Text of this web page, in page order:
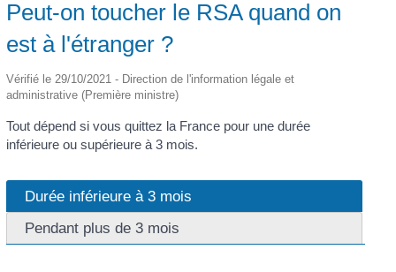
Peut-on toucher le RSA quand on
est à l'étranger ?
Vérifié le 29/10/2021 - Direction de l'information légale et
administrative (Première ministre)
Tout dépend si vous quittez la France pour une durée
inférieure ou supérieure à 3 mois.
Durée inférieure à 3 mois
Pendant plus de 3 mois